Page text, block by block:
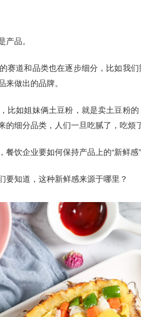
品。
赛道和品类也在逐步细分，比如我们
做出的品牌。
比如姐妹俩土豆粉，就是卖土豆粉
的细分品类，人们一旦吃腻了，吃烦
饮企业要如何保持产品上的“新鲜感”
要知道，这种新鲜感来源于哪里？